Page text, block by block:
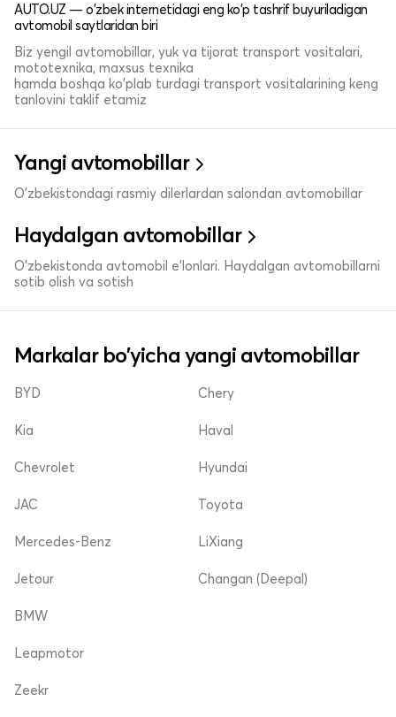
AUTO.UZ — o'zbek internetidagi eng ko'p tashrif buyuriladigan
avtomobil saytlaridan biri
Biz yengil avtomobillar, yuk va tijorat transport vositalari,
mototexnika, maxsus texnika
hamda boshqa ko'plab turdagi transport vositalarining keng
tanlovini taklif etamiz
Yangi avtomobillar
O'zbekistondagi rasmiy dilerlardan salondan avtomobillar
Haydalgan avtomobillar
O'zbekistonda avtomobil e’lonlari. Haydalgan avtomobillarni
sotib olish va sotish
Markalar bo'yicha yangi avtomobillar
BYD
Kia
Chevrolet
Chery
Haval
Hyundai
JAC
Mercedes-Benz
Jetour
Toyota
LiXiang
Changan (Deepal)
BMW
Leapmotor
Zeekr